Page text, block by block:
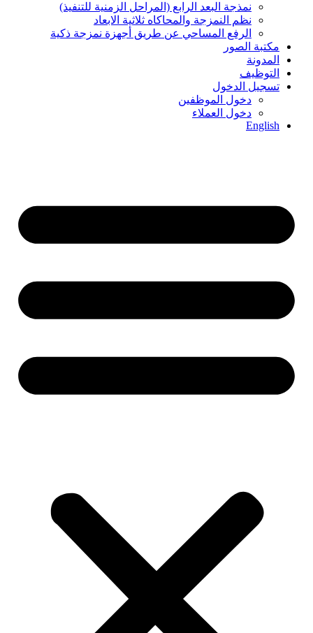
نمذجة البعد الرابع (المراحل الزمنیة للتنفیذ)
نظم النمزجة والمحاكاه ثلاثیة الابعاد
الرفع المساحي عن طریق أجھزة نمزجة ذكیة
مكتبة الصور
المدونة
التوظيف
تسجيل الدخول
دخول الموظفين
دخول العملاء
English